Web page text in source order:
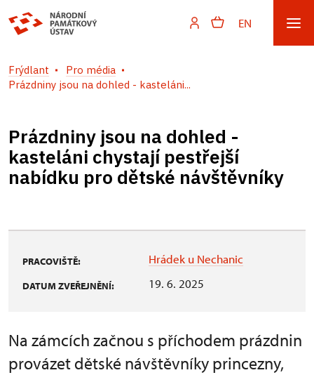
EN
Frýdlant
Pro média
Prázdniny jsou na dohled - kasteláni...
Prázdniny jsou na dohled -
kasteláni chystají pestřejší
nabídku pro dětské návštěvníky
PRACOVIŠTĚ: Hrádek u Nechanic
DATUM ZVEŘEJNĚNÍ: 19. 6. 2025
Na zámcích začnou s příchodem prázdnin
provázet dětské návštěvníky princezny,